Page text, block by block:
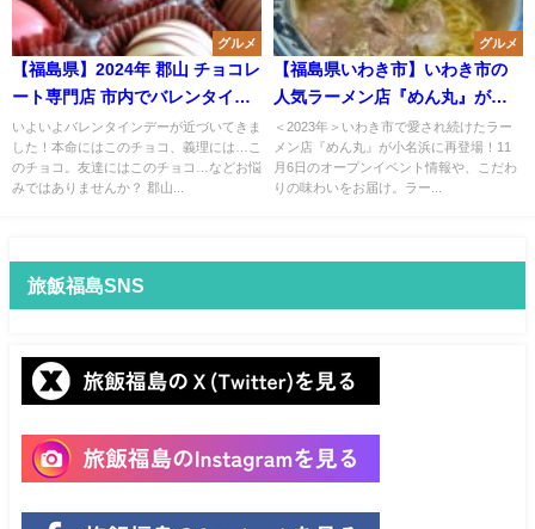
グルメ
【福島県】2024年 郡山 チョコレ
ート専門店 市内でバレンタイン
チョコを買うならココ！
いよいよバレンタインデーが近づいてきま
した！本命にはこのチョコ、義理には…こ
のチョコ。友達にはこのチョコ…などお悩
みではありませんか？ 郡山...
グルメ
【福島県いわき市】いわき市の
人気ラーメン店『めん丸』が小
名浜に帰ってきた！
＜2023年＞いわき市で愛され続けたラー
メン店『めん丸』が小名浜に再登場！11
月6日のオープンイベント情報や、こだわ
りの味わいをお届け。ラー...
旅飯福島SNS